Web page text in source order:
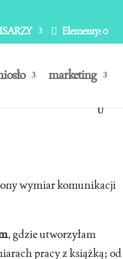
Elementy: 0
marketing
wymiar komunikacji
, gdzie utworzyłam
pracy z książką; od